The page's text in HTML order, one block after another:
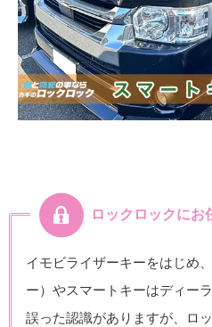
ロックロックにお
イモビライザーキーをはじめ
ー）やスマートキーはディー
誤った認識がありますが、ロ